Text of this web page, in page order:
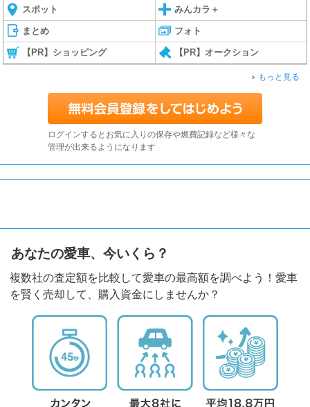
スポット みんカラ＋
まとめ フォト
【PR】ショッピング 【PR】オークション
もっと見る
ログインするとお気に入りの保存や燃費記録など様々な
管理が出来るようになります
あなたの愛車、今いくら？
複数社の査定額を比較して愛車の最高額を調べよう！愛車
を賢く売却して、購入資金にしませんか？